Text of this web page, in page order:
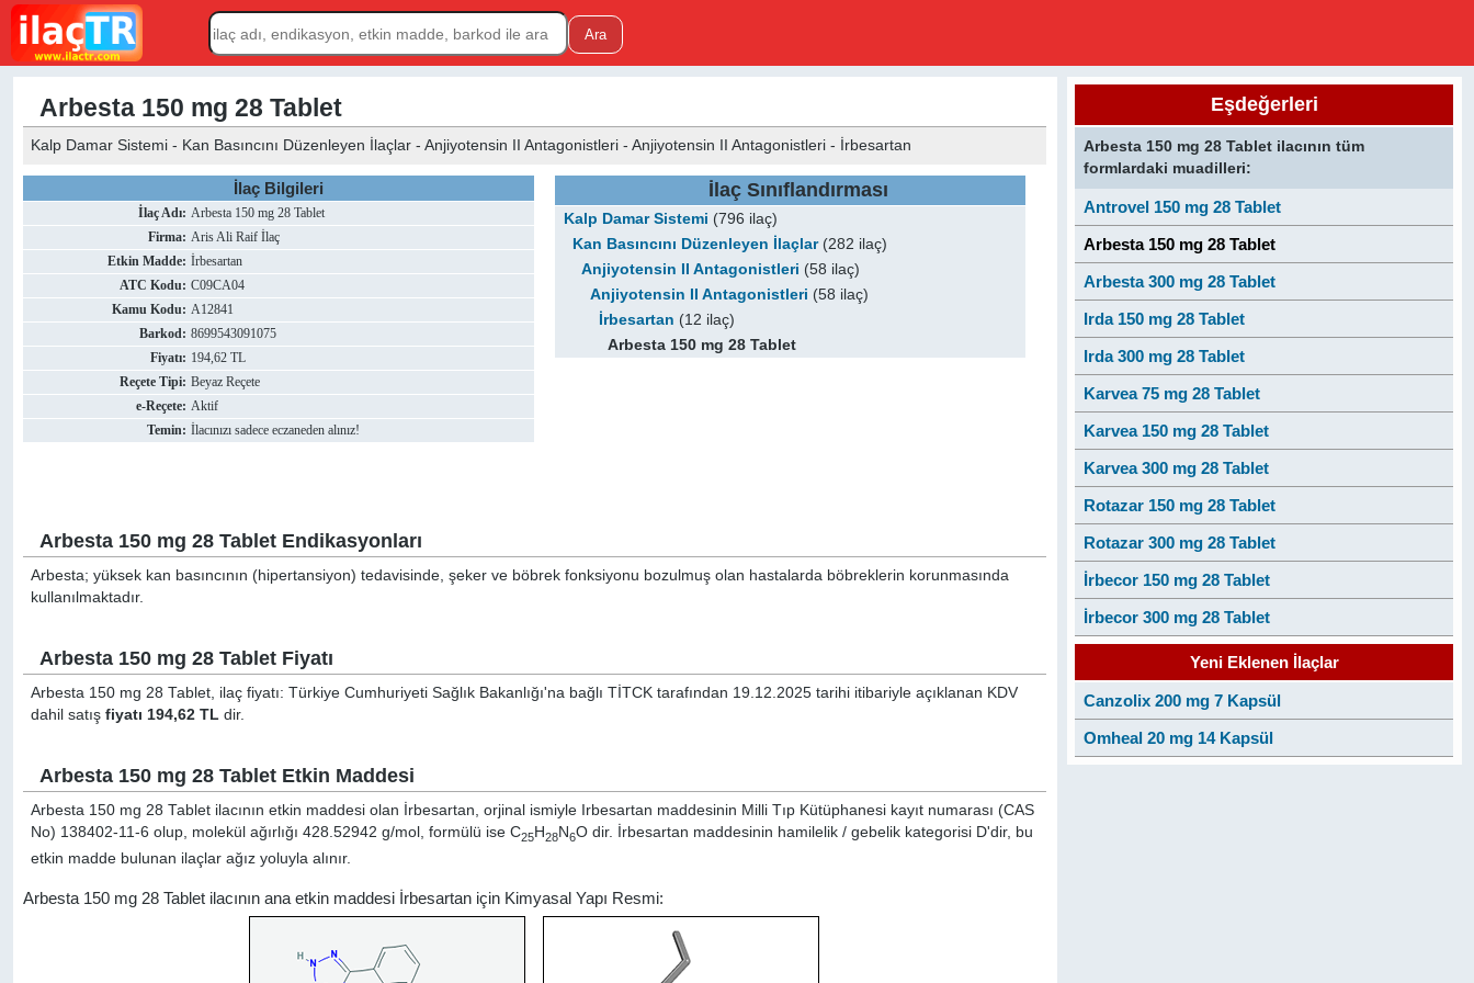
Arbesta 150 mg 28 Tablet
Kalp Damar Sistemi - Kan Basıncını Düzenleyen İlaçlar - Anjiyotensin II Antagonistleri - Anjiyotensin II Antagonistleri - İrbesartan
İlaç Bilgileri
İlaç Adı: Arbesta 150 mg 28 Tablet
Firma: Aris Ali Raif İlaç
Etkin Madde: İrbesartan
ATC Kodu: C09CA04
Kamu Kodu: A12841
Barkod: 8699543091075
Fiyatı: 194,62 TL
Reçete Tipi: Beyaz Reçete
e-Reçete: Aktif
Temin: İlacınızı sadece eczaneden alınız!
İlaç Sınıflandırması
Kalp Damar Sistemi (796 ilaç)
Kan Basıncını Düzenleyen İlaçlar(282 ilaç)
Anjiyotensin II Antagonistleri (58 ilaç)
Anjiyotensin II Antagonistleri (58 ilaç)
İrbesartan (12 ilaç)
Arbesta 150 mg 28 Tablet
Arbesta 150 mg 28 Tablet Endikasyonları
Arbesta; yüksek kan basıncının (hipertansiyon) tedavisinde, şeker ve böbrek fonksiyonu bozulmuş olan hastalarda böbreklerin korunmasında
kullanılmaktadır.
Arbesta 150 mg 28 Tablet Fiyatı
Arbesta 150 mg 28 Tablet, ilaç fiyatı: Türkiye Cumhuriyeti Sağlık Bakanlığı'na bağlı TİTCK tarafından 19.12.2025 tarihi itibariyle açıklanan KDV
dahil satışfiyatı 194,62 TL dir.
Arbesta 150 mg 28 Tablet Etkin Maddesi
Arbesta 150 mg 28 Tablet ilacının etkin maddesi olan İrbesartan, orjinal ismiyle Irbesartan maddesinin Milli Tıp Kütüphanesi kayıt numarası (CAS
No) 138402-11-6 olup, molekül ağırlığı 428.52942 g/mol, formülü ise C25H28N6O dir. İrbesartan maddesinin hamilelik / gebelik kategorisi D'dir, bu
etkin madde bulunan ilaçlar ağız yoluyla alınır.
Arbesta 150 mg 28 Tablet ilacının ana etkin maddesi İrbesartan için Kimyasal Yapı Resmi:
Eşdeğerleri
Arbesta 150 mg 28 Tablet ilacının tüm
formlardaki muadilleri:
Antrovel 150 mg 28 Tablet
Arbesta 150 mg 28 Tablet
Arbesta 300 mg 28 Tablet
Irda 150 mg 28 Tablet
Irda 300 mg 28 Tablet
Karvea 75 mg 28 Tablet
Karvea 150 mg 28 Tablet
Karvea 300 mg 28 Tablet
Rotazar 150 mg 28 Tablet
Rotazar 300 mg 28 Tablet
İrbecor 150 mg 28 Tablet
İrbecor 300 mg 28 Tablet
Yeni Eklenen İlaçlar
Canzolix 200 mg 7 Kapsül
Omheal 20 mg 14 Kapsül